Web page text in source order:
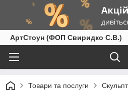
АртСтоун (ФОП Свиридко С.В.)
Товари та послуги